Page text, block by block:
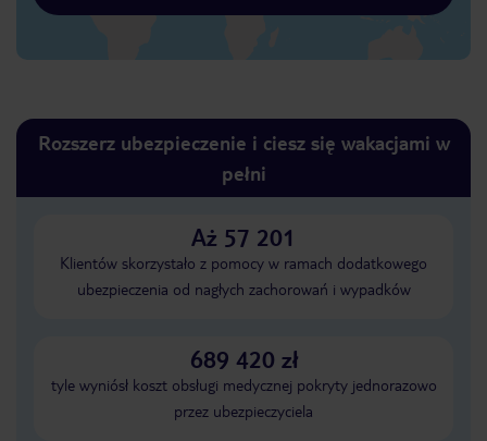
Rozszerz ubezpieczenie i ciesz się wakacjami w
pełni
Aż 57 201
Klientów skorzystało z pomocy w ramach dodatkowego
ubezpieczenia od nagłych zachorowań i wypadków
689 420 zł
tyle wyniósł koszt obsługi medycznej pokryty jednorazowo
przez ubezpieczyciela